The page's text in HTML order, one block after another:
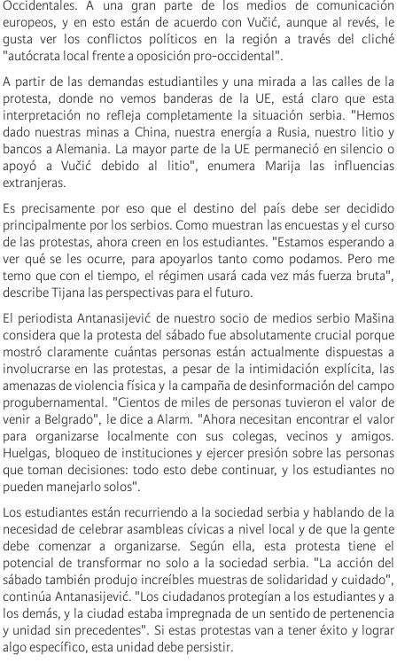
Occidentales. A una gran parte de los medios de comunicación
europeos, y en esto están de acuerdo con Vučić, aunque al revés, le
gusta ver los conflictos políticos en la región a través del cliché
"autócrata local frente a oposición pro-occidental".
A partir de las demandas estudiantiles y una mirada a las calles de la
protesta, donde no vemos banderas de la UE, está claro que esta
interpretación no refleja completamente la situación serbia. "Hemos
dado nuestras minas a China, nuestra energía a Rusia, nuestro litio y
bancos a Alemania. La mayor parte de la UE permaneció en silencio o
apoyó a Vučić debido al litio", enumera Marija las influencias
extranjeras.
Es precisamente por eso que el destino del país debe ser decidido
principalmente por los serbios. Como muestran las encuestas y el curso
de las protestas, ahora creen en los estudiantes. "Estamos esperando a
ver qué se les ocurre, para apoyarlos tanto como podamos. Pero me
temo que con el tiempo, el régimen usará cada vez más fuerza bruta",
describe Tijana las perspectivas para el futuro.
El periodista Antanasijević de nuestro socio de medios serbio Mašina
considera que la protesta del sábado fue absolutamente crucial porque
mostró claramente cuántas personas están actualmente dispuestas a
involucrarse en las protestas, a pesar de la intimidación explícita, las
amenazas de violencia física y la campaña de desinformación del campo
progubernamental. "Cientos de miles de personas tuvieron el valor de
venir a Belgrado", le dice a Alarm. "Ahora necesitan encontrar el valor
para organizarse localmente con sus colegas, vecinos y amigos.
Huelgas, bloqueo de instituciones y ejercer presión sobre las personas
que toman decisiones: todo esto debe continuar, y los estudiantes no
pueden manejarlo solos".
Los estudiantes están recurriendo a la sociedad serbia y hablando de la
necesidad de celebrar asambleas cívicas a nivel local y de que la gente
debe comenzar a organizarse. Según ella, esta protesta tiene el
potencial de transformar no solo a la sociedad serbia. "La acción del
sábado también produjo increíbles muestras de solidaridad y cuidado",
continúa Antanasijević. "Los ciudadanos protegían a los estudiantes y a
los demás, y la ciudad estaba impregnada de un sentido de pertenencia
y unidad sin precedentes". Si estas protestas van a tener éxito y lograr
algo específico, esta unidad debe persistir.